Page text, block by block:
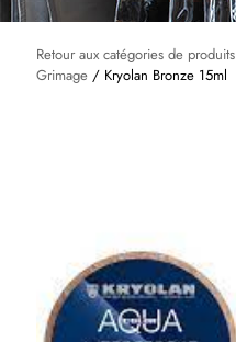
Retour aux catégories de produits
Grimage / Kryolan Bronze 15ml